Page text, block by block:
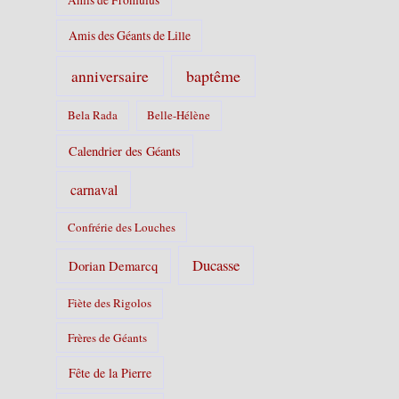
Amis des Géants de Lille
anniversaire baptême
Bela Rada Belle-Hélène
Calendrier des Géants
carnaval
Confrérie des Louches
Dorian Demarcq Ducasse
Fiète des Rigolos
Frères de Géants
Fête de la Pierre